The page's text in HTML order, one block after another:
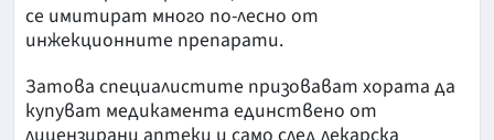
се имитират много по-лесно от
инжекционните препарати.
Затова специалистите призовават хората да
купуват медикамента единствено от